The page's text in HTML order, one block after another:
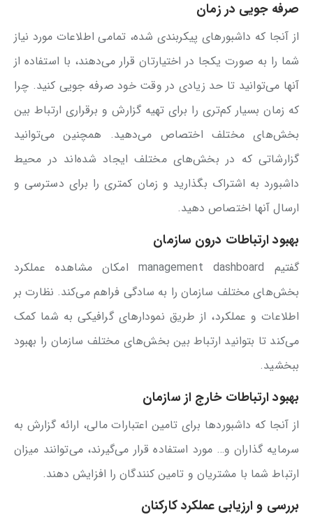
صرفه جویی در زمان
از آنجا که داشبورهای پیکربندی شده، تمامی اطلاعات مورد نیاز
شما را به صورت یکجا در اختیارتان قرار می‌دهند، با استفاده از
آنها می‌توانید تا حد زیادی در وقت خود صرفه جویی کنید. چرا
که زمان بسیار کم‌تری را برای تهیه گزارش و برقراری ارتباط بین
بخش‌های مختلف اختصاص می‌دهید. همچنین می‌توانید
گزارشاتی که در بخش‌های مختلف ایجاد شده‌اند در محیط
داشبورد به اشتراک بگذارید و زمان کمتری را برای دسترسی و
ارسال آنها اختصاص دهید.
بهبود ارتباطات درون سازمان
گفتیم management dashboard امکان مشاهده عملکرد
بخش‌های مختلف سازمان را به سادگی فراهم می‌کند. نظارت بر
اطلاعات و عملکرد، از طریق نمودارهای گرافیکی به شما کمک
می‌کند تا بتوانید ارتباط بین بخش‌های مختلف سازمان را بهبود
ببخشید.
بهبود ارتباطات خارج از سازمان
از آنجا که داشبوردها برای تامین اعتبارات مالی، ارائه گزارش به
سرمایه گذاران و… مورد استفاده قرار می‌گیرند، می‌توانند میزان
ارتباط شما با مشتریان و تامین کنندگان را افزایش دهند.
بررسی و ارزیابی عملکرد کارکنان